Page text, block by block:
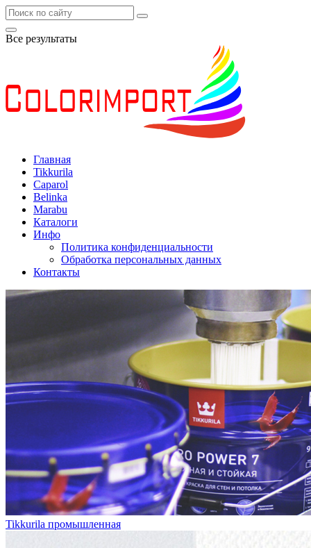
Все результаты
Главная
Tikkurila
Caparol
Belinka
Marabu
Каталоги
Инфо
Политика конфиденциальности
Обработка персональных данных
Контакты
Tikkurila промышленная